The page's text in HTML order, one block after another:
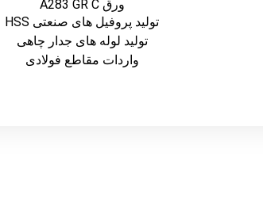
ورق A283 GR C
تولید پروفیل های صنعتی HSS
تولید لوله های جدار چاهی
واردات مقاطع فولادی